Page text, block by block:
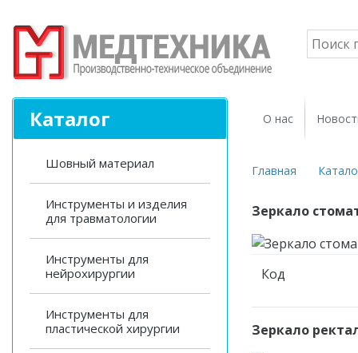
Каталог
Шовный материал
Инструменты и изделия
для травматологии
Инструменты для
нейрохирургии
Инструменты для
пластической хирургии
О нас
Главная
Зеркало
Код
Зеркало